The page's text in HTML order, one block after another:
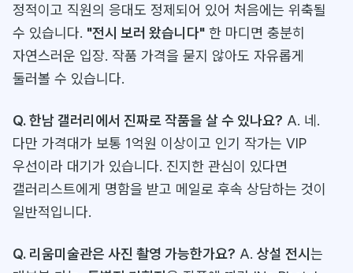
정적이고 직원의 응대도 정제되어 있어 처음에는 위축될
수 있습니다. "전시 보러 왔습니다" 한 마디면 충분히
자연스러운 입장. 작품 가격을 묻지 않아도 자유롭게
둘러볼 수 있습니다.
Q. 한남 갤러리에서 진짜로 작품을 살 수 있나요? A. 네.
다만 가격대가 보통 1억원 이상이고 인기 작가는 VIP
우선이라 대기가 있습니다. 진지한 관심이 있다면
갤러리스트에게 명함을 받고 메일로 후속 상담하는 것이
일반적입니다.
Q. 리움미술관은 사진 촬영 가능한가요? A. 상설 전시는